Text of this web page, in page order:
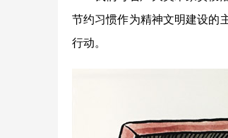
节约习惯作为精神文明建设的
行动。